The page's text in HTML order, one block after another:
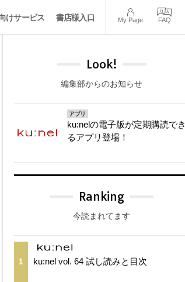
けサービス 書店様入口 My Page FAQ
Look!
編集部からのお知らせ
アプリ
ku:nelの電子版が定期購読でき
るアプリ登場！
Ranking
今読まれてます
1 ku:nel vol. 64 試し読みと目次